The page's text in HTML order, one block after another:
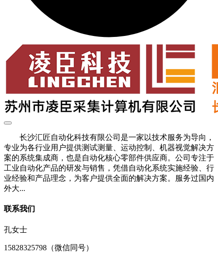
长沙汇匠自动化科技有限公司是一家以技术服务为导向，
专业为各行业用户提供测试测量、运动控制、机器视觉解决方
案的系统集成商，也是自动化核心零部件供应商。公司专注于
工业自动化产品的研发与销售，凭借自动化系统实施经验、行
业经验和产品理念，为客户提供全面的解决方案。服务过国内
外大...
联系我们
孔女士
15828325798（微信同号）